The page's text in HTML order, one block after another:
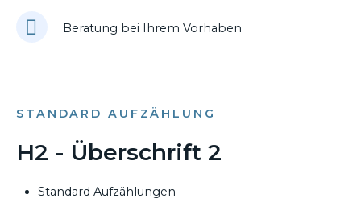
Beratung bei Ihrem Vorhaben
STANDARD AUFZÄHLUNG
H2 - Überschrift 2
Standard Aufzählungen